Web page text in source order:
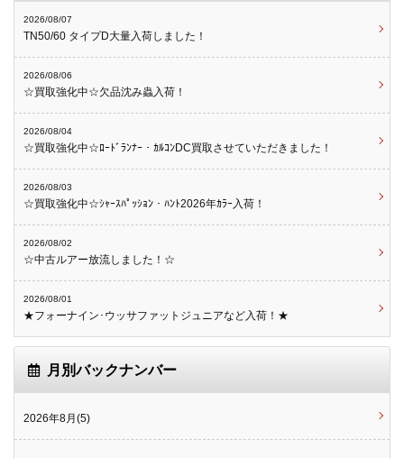
2026/08/07
TN50/60 タイプD大量入荷しました！
2026/08/06
☆買取強化中☆欠品沈み蟲入荷！
2026/08/04
☆買取強化中☆ﾛｰﾄﾞﾗﾝﾅｰ・ｶﾙｺﾝDC買取させていただきました！
2026/08/03
☆買取強化中☆ｼｬｰｽﾊﾟｯｼｮﾝ・ﾊﾝﾄ2026年ｶﾗｰ入荷！
2026/08/02
☆中古ルアー放流しました！☆
2026/08/01
★フォーナイン･ウッサファットジュニアなど入荷！★
月別バックナンバー
2026年8月(5)